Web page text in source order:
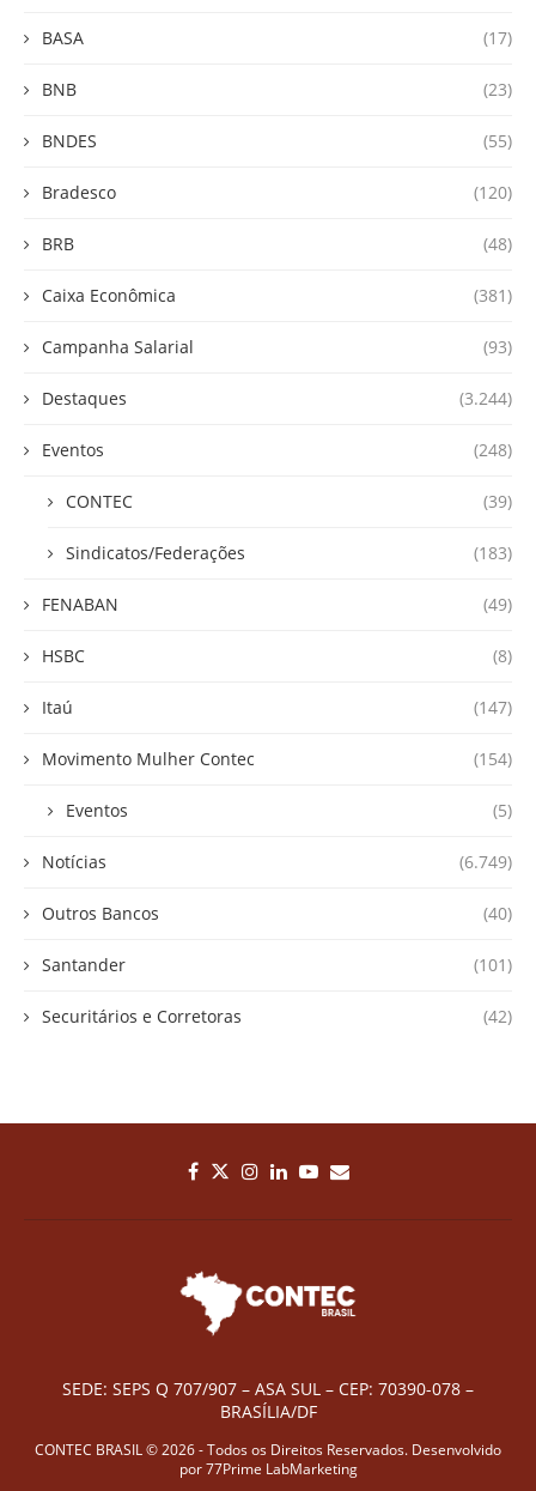
BASA (17)
BNB (23)
BNDES (55)
Bradesco (120)
BRB (48)
Caixa Econômica (381)
Campanha Salarial (93)
Destaques (3.244)
Eventos (248)
CONTEC (39)
Sindicatos/Federações (183)
FENABAN (49)
HSBC (8)
Itaú (147)
Movimento Mulher Contec (154)
Eventos (5)
Notícias (6.749)
Outros Bancos (40)
Santander (101)
Securitários e Corretoras (42)
SEDE: SEPS Q 707/907 – ASA SUL – CEP: 70390-078 –
BRASÍLIA/DF
CONTEC BRASIL © 2026 - Todos os Direitos Reservados. Desenvolvido
por77Prime LabMarketing